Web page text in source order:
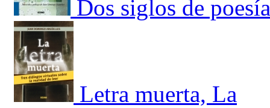
Dos siglos de
Letra muerta, La